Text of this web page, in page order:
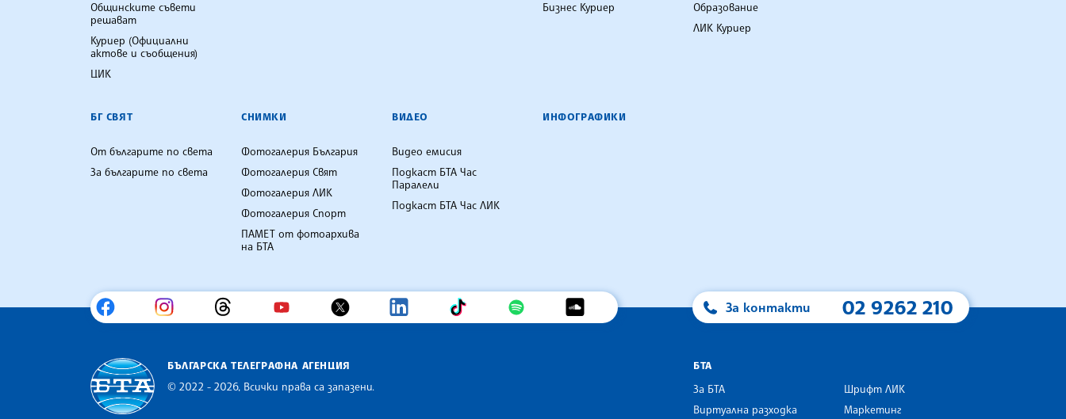
Общинските съвети
решават
Куриер (Официални
актове и съобщения)
ЦИК
Бизнес Куриер
Образование
ЛИК Куриер
БГ СВЯТ
От българите по света
За българите по света
СНИМКИ
Фотогалерия България
Фотогалерия Свят
Фотогалерия ЛИК
Фотогалерия Спорт
ПАМЕТ от фотоархива
на БТА
ВИДЕО
Видео емисия
Подкаст БТА Час
Паралели
Подкаст БТА Час ЛИК
ИНФОГРАФИКИ
За контакти 02 9262 210
БЪЛГАРСКА ТЕЛЕГРАФНА АГЕНЦИЯ
© 2022 - 2026, Всички права са запазени.
БТА
За БТА
Виртуална разходка
Шрифт ЛИК
Маркетинг